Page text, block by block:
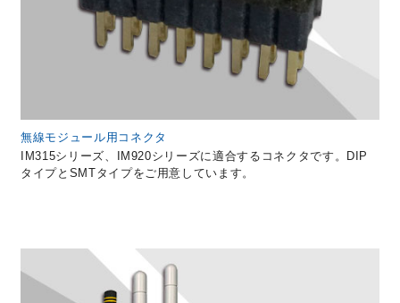
無線モジュール用コネクタ
IM315シリーズ、IM920シリーズに適合するコネクタです。DIP
タイプとSMTタイプをご用意しています。